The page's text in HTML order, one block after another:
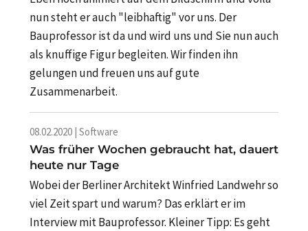
nun steht er auch "leibhaftig" vor uns. Der
Bauprofessor ist da und wird uns und Sie nun auch
als knuffige Figur begleiten. Wir finden ihn
gelungen und freuen uns auf gute
Zusammenarbeit.
08.02.2020 | Software
Was früher Wochen gebraucht hat, dauert
heute nur Tage
Wobei der Berliner Architekt Winfried Landwehr so
viel Zeit spart und warum? Das erklärt er im
Interview mit Bauprofessor. Kleiner Tipp: Es geht